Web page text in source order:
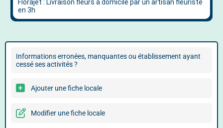
Informations erronées, manquantes ou établissement ayant
cessé ses activités ?
Ajouter une fiche locale
Modifier une fiche locale